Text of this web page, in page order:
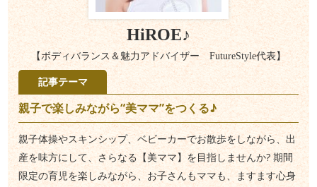
HiROE♪
【ボディバランス＆魅力アドバイザー FutureStyle代表】
記事テーマ
親子で楽しみながら“美ママ”をつくる♪
親子体操やスキンシップ、ベビーカーでお散歩をしながら、出
産を味方にして、さらなる【美ママ】を目指しませんか? 期間
限定の育児を楽しみながら、お子さんもママも、ますます心身